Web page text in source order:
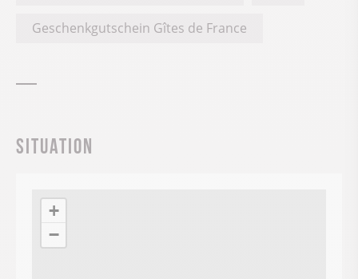
Geschenkgutschein Gîtes de France
Situation
+
−